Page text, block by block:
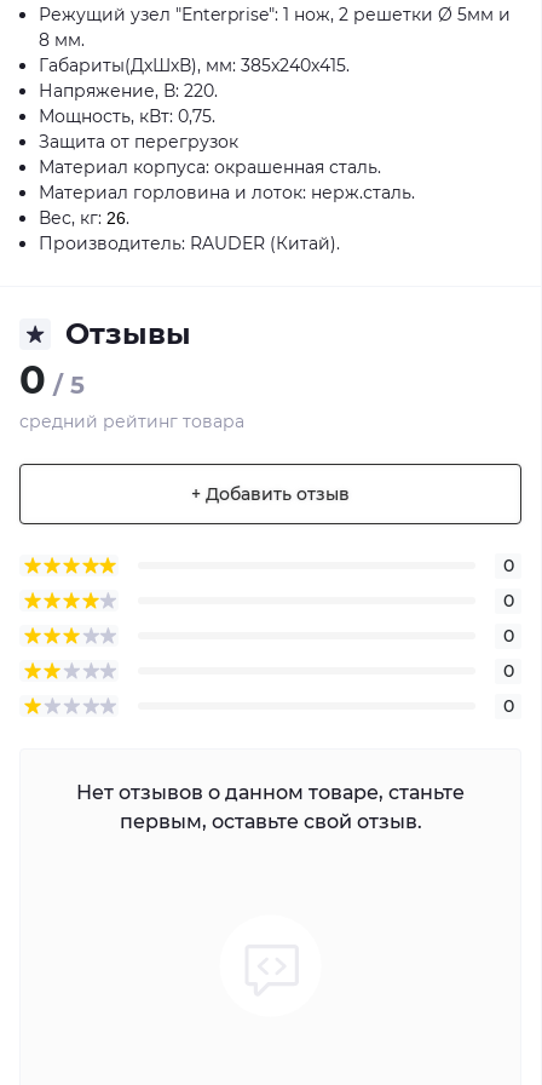
Режущий узел "Enterprise": 1 нож, 2 решетки Ø 5мм и
8 мм.
Габариты(ДхШхВ), мм: 385x240x415.
Напряжение, В: 220.
Мощность, кВт: 0,75.
Защита от перегрузок
Материал корпуса: окрашенная сталь.
Материал горловина и лоток: нерж.сталь.
Вес, кг: 26.
Производитель: RAUDER (Китай).
Отзывы
0 / 5
средний рейтинг товара
+ Добавить отзыв
0
0
0
0
0
Нет отзывов о данном товаре, станьте
первым, оставьте свой отзыв.